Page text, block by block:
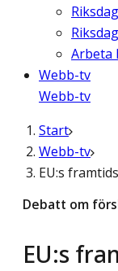
Arbeta
Webb-tv
Webb-tv
Start
Webb-tv
EU:s
EU:s
Debatt om